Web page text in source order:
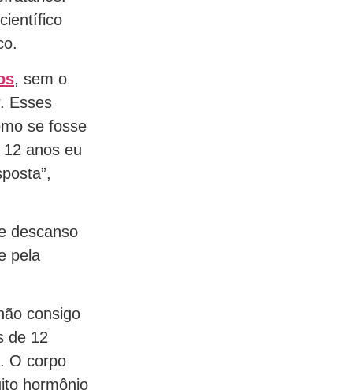
, sem o
Esses
se fosse
anos eu
descanso
pela
consigo
de 12
O corpo
hormônio